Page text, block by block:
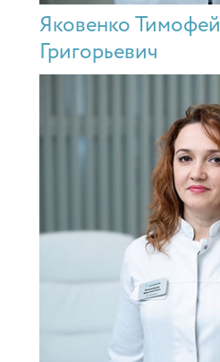
Яковенко Тимофей
Григорьевич